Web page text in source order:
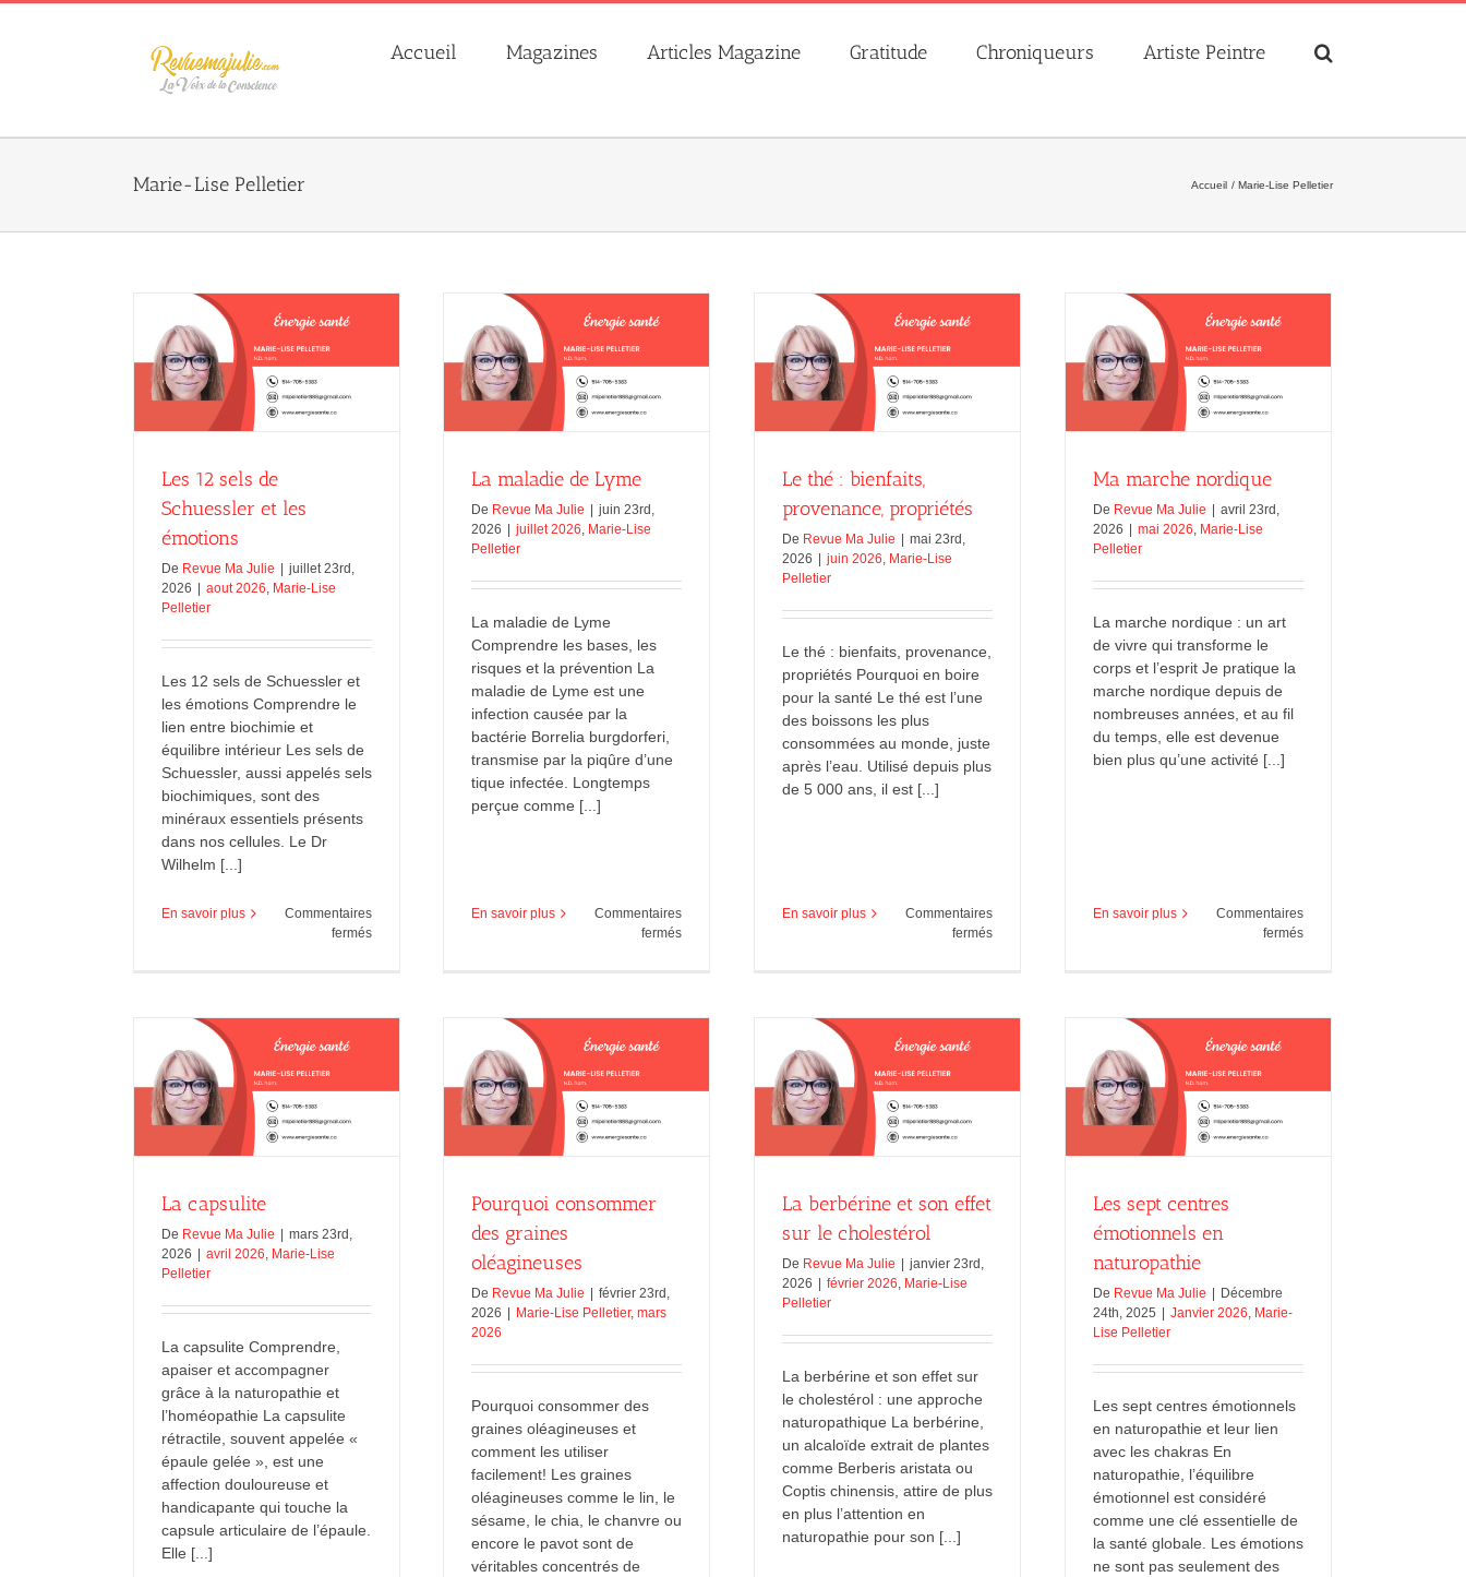
Skip
Accueil Magazines Articles Magazine Gratitude Chroniqueurs Artiste Peintre
Marie-Lise Pelletier Accueil Marie-Lise Pelletier
Les 12 sels de
Schuessler et les
émotions
De Revue Ma Julie
juillet 23rd,
2026
aout 2026, Marie-Lise
Pelletier
Les 12 sels de Schuessler et
les émotions Comprendre le
lien entre biochimie et
équilibre intérieur Les sels de
Schuessler, aussi appelés sels
biochimiques, sont des
minéraux essentiels présents
dans nos cellules. Le Dr
Wilhelm [...]
En savoir plus
Commentaires
ferméssur
émotions
La maladie de Lyme
juillet 2026 Marie-Lise Pelletier
La maladie de Lyme
De Revue Ma Julie
juin 23rd,
2026
juillet 2026, Marie-Lise
Pelletier
La maladie de Lyme
Comprendre les bases, les
risques et la prévention La
maladie de Lyme est une
infection causée par la
bactérie Borrelia burgdorferi,
transmise par la piqûre d’une
tique infectée. Longtemps
perçue comme [...]
En savoir plus
Commentaires
ferméssur
Le thé : bienfaits, provenance,
propriétés
juin 2026 Marie-Lise Pelletier
Le thé : bienfaits,
provenance, propriétés
De Revue Ma Julie
mai 23rd,
2026
juin 2026, Marie-Lise
Pelletier
Le thé : bienfaits, provenance,
propriétés Pourquoi en boire
pour la santé Le thé est l’une
des boissons les plus
consommées au monde, juste
après l’eau. Utilisé depuis plus
de 5 000 ans, il est [...]
En savoir plus
Commentaires
ferméssur
Ma marche nordique
mai 2026 Marie-Lise Pelletier
Ma marche nordique
De Revue Ma Julie
avril 23rd,
2026
mai 2026, Marie-Lise
Pelletier
La marche nordique : un art
de vivre qui transforme le
corps et l’esprit Je pratique la
marche nordique depuis de
nombreuses années, et au fil
du temps, elle est devenue
bien plus qu’une activité [...]
En savoir plus
Commentaires
ferméssur
La capsulite
De Revue Ma Julie
mars 23rd,
2026
avril 2026, Marie-Lise
Pelletier
La capsulite Comprendre,
apaiser et accompagner
grâce à la naturopathie et
l’homéopathie La capsulite
rétractile, souvent appelée «
épaule gelée », est une
affection douloureuse et
handicapante qui touche la
capsule articulaire de l’épaule.
Elle [...]
Pourquoi consommer des graines
oléagineuses
Marie-Lise Pelletier
Pourquoi consommer
des graines
oléagineuses
De Revue Ma Julie
février 23rd,
2026
Marie-Lise Pelletier, mars
2026
Pourquoi consommer des
graines oléagineuses et
comment les utiliser
facilement! Les graines
oléagineuses comme le lin, le
sésame, le chia, le chanvre ou
encore le pavot sont de
véritables concentrés de
La berbérine et son effet sur le
cholestérol
février 2026 Marie-Lise Pelletier
La berbérine et son effet
sur le cholestérol
De Revue Ma Julie
janvier 23rd,
2026
février 2026, Marie-Lise
Pelletier
La berbérine et son effet sur
le cholestérol : une approche
naturopathique La berbérine,
un alcaloïde extrait de plantes
comme Berberis aristata ou
Coptis chinensis, attire de plus
en plus l’attention en
naturopathie pour son [...]
Les sept centres émotionnels en
naturopathie
Janvier 2026 Marie-Lise Pelletier
Les sept centres
émotionnels en
naturopathie
De Revue Ma Julie
Décembre
24th, 2025
Janvier 2026, Marie-
Lise Pelletier
Les sept centres émotionnels
en naturopathie et leur lien
avec les chakras En
naturopathie, l’équilibre
émotionnel est considéré
comme une clé essentielle de
la santé globale. Les émotions
ne sont pas seulement des